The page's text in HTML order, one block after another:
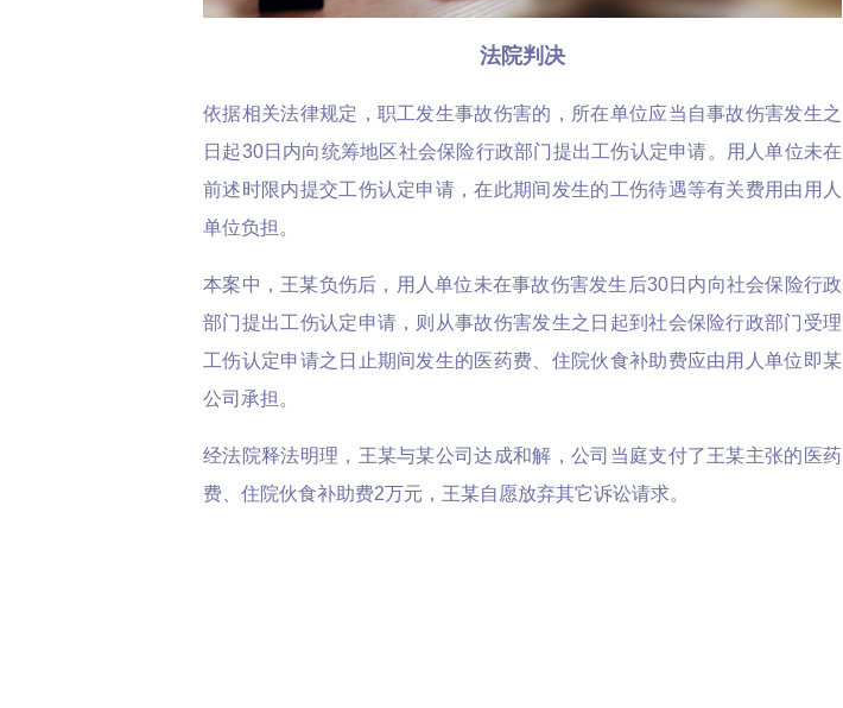
法院判决
依据相关法律规定，职工发生事故伤害的，所在单位应当自事故伤害发生之
日起30日内向统筹地区社会保险行政部门提出工伤认定申请。用人单位未在
前述时限内提交工伤认定申请，在此期间发生的工伤待遇等有关费用由用人
单位负担。
本案中，王某负伤后，用人单位未在事故伤害发生后30日内向社会保险行政
部门提出工伤认定申请，则从事故伤害发生之日起到社会保险行政部门受理
工伤认定申请之日止期间发生的医药费、住院伙食补助费应由用人单位即某
公司承担。
经法院释法明理，王某与某公司达成和解，公司当庭支付了王某主张的医药
费、住院伙食补助费2万元，王某自愿放弃其它诉讼请求。